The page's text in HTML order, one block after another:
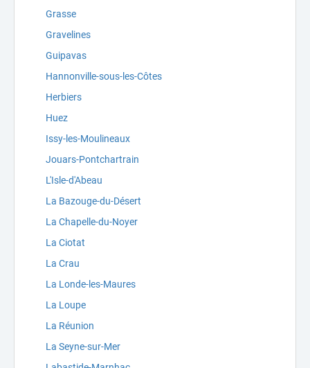
Grasse
Gravelines
Guipavas
Hannonville-sous-les-Côtes
Herbiers
Huez
Issy-les-Moulineaux
Jouars-Pontchartrain
L'Isle-d'Abeau
La Bazouge-du-Désert
La Chapelle-du-Noyer
La Ciotat
La Crau
La Londe-les-Maures
La Loupe
La Réunion
La Seyne-sur-Mer